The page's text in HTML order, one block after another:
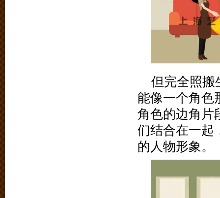
但完全照搬
能像一个角色
角色的边角片
们结合在一起
的人物形象。